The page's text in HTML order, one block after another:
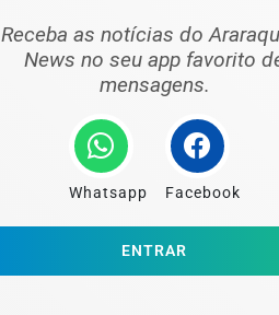
Receba as notícias do
News no seu app favorito
mensagens.
Whatsapp Facebook
ENTRAR